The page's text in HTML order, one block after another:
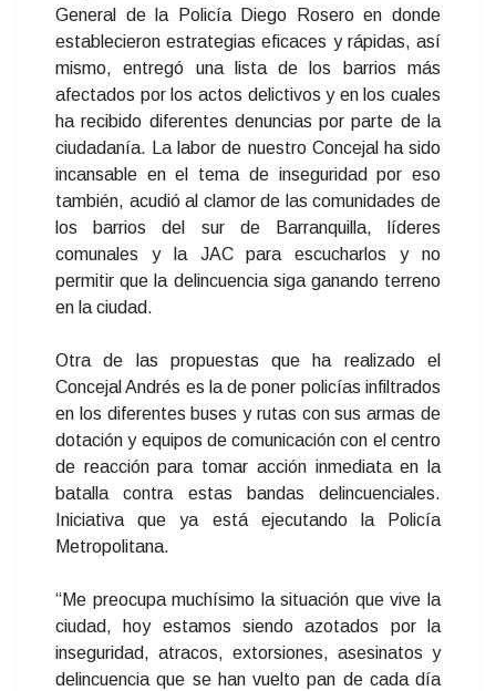
General de la Policía Diego Rosero en donde
establecieron estrategias eficaces y rápidas, así
mismo, entregó una lista de los barrios más
afectados por los actos delictivos y en los cuales
ha recibido diferentes denuncias por parte de la
ciudadanía. La labor de nuestro Concejal ha sido
incansable en el tema de inseguridad por eso
también, acudió al clamor de las comunidades de
los barrios del sur de Barranquilla, líderes
comunales y la JAC para escucharlos y no
permitir que la delincuencia siga ganando terreno
en la ciudad.
Otra de las propuestas que ha realizado el
Concejal Andrés es la de poner policías infiltrados
en los diferentes buses y rutas con sus armas de
dotación y equipos de comunicación con el centro
de reacción para tomar acción inmediata en la
batalla contra estas bandas delincuenciales.
Iniciativa que ya está ejecutando la Policía
Metropolitana.
“Me preocupa muchísimo la situación que vive la
ciudad, hoy estamos siendo azotados por la
inseguridad, atracos, extorsiones, asesinatos y
delincuencia que se han vuelto pan de cada día